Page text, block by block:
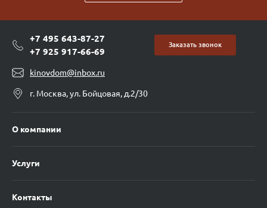
+7 495 643-87-27
+7 925 917-66-69
Заказать звонок
kinovdom@inbox.ru
г. Москва, ул. Бойцовая, д.2/30
О компании
Услуги
Контакты